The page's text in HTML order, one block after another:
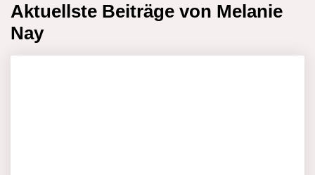
Aktuellste Beiträge von Melanie
Nay